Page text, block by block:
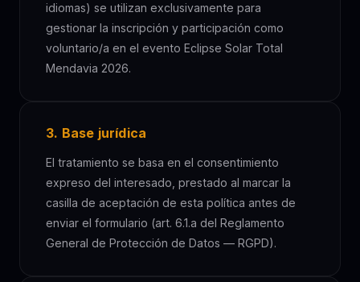
idiomas) se utilizan exclusivamente para
gestionar la inscripción y participación como
voluntario/a en el evento Eclipse Solar Total
Mendavia 2026.
3. Base jurídica
El tratamiento se basa en el consentimiento
expreso del interesado, prestado al marcar la
casilla de aceptación de esta política antes de
enviar el formulario (art. 6.1.a del Reglamento
General de Protección de Datos — RGPD).